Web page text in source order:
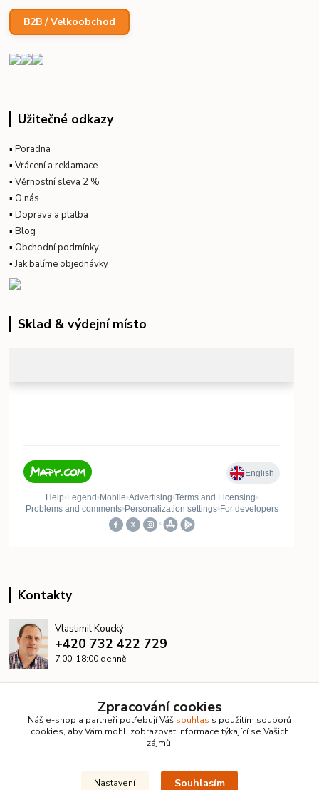
B2B / Velkoobchod
Užitečné odkazy
▪Poradna
▪Vrácení a reklamace
▪Věrnostní sleva 2 %
▪ O nás
▪Doprava a platba
▪Blog
▪ Obchodní podmínky
▪Jak balíme objednávky
Sklad & výdejní místo
Kontakty
Vlastimil Koucký
+420 732 422 729
7:00–18:00 denně
Zpracování cookies
Náš e-shop a partneři potřebují Váš souhlas s použitím souborů
cookies, aby Vám mohli zobrazovat informace týkající se Vašich
zájmů.
Nastavení Souhlasím